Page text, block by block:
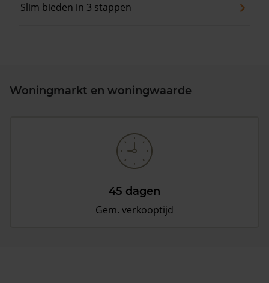
Slim bieden in 3 stappen
Woningmarkt en woningwaarde
45 dagen
Gem. verkooptijd